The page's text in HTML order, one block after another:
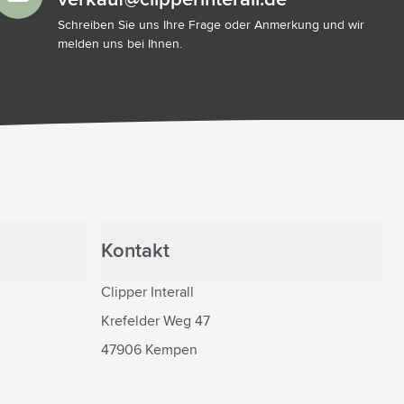
Schreiben Sie uns Ihre Frage oder Anmerkung und wir
melden uns bei Ihnen.
Kontakt
Clipper Interall
Krefelder Weg 47
47906 Kempen